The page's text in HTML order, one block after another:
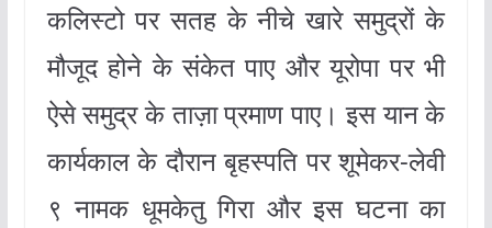
कलिस्टो पर सतह के नीचे खारे समुद्रों के
मौजूद होने के संकेत पाए और यूरोपा पर भी
ऐसे समुद्र के ताज़ा प्रमाण पाए। इस यान के
कार्यकाल के दौरान बृहस्पति पर शूमेकर-लेवी
९ नामक धूमकेतु गिरा और इस घटना का